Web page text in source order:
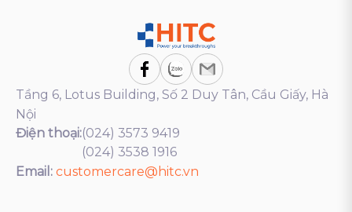
Tầng 6, Lotus Building, Số 2 Duy Tân, Cầu Giấy, Hà
Nội
Điện thoại:(024) 3573 9419
(024) 3538 1916
Email: customercare@hitc.vn